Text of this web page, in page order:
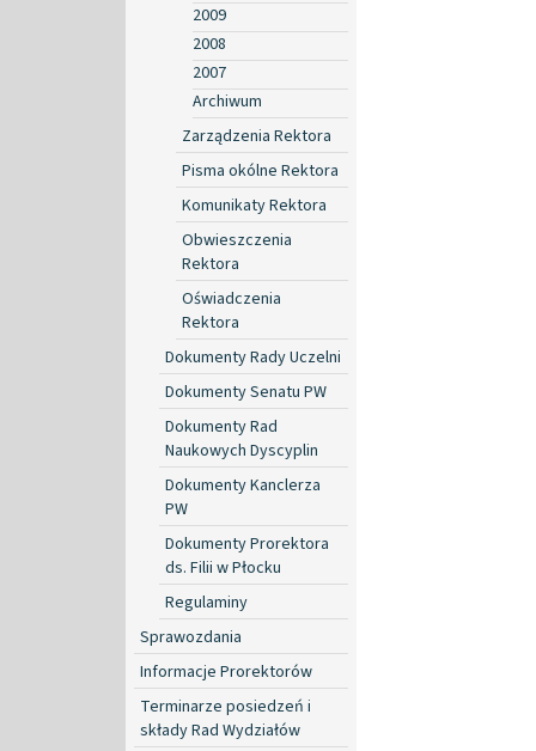
2009
2008
2007
Archiwum
Zarządzenia Rektora
Pisma okólne Rektora
Komunikaty Rektora
Obwieszczenia
Rektora
Oświadczenia
Rektora
Dokumenty Rady Uczelni
Dokumenty Senatu PW
Dokumenty Rad
Naukowych Dyscyplin
Dokumenty Kanclerza
PW
Dokumenty Prorektora
ds. Filii w Płocku
Regulaminy
Sprawozdania
Informacje Prorektorów
Terminarze posiedzeń i
składy Rad Wydziałów